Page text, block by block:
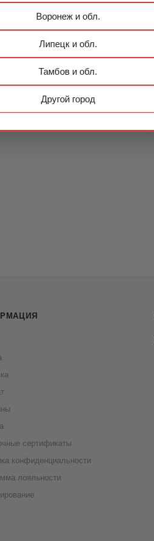
Воронеж и обл.
Липецк и обл.
Тамбов и обл.
Другой город
сертификаты
конфиденциальности
лояльности